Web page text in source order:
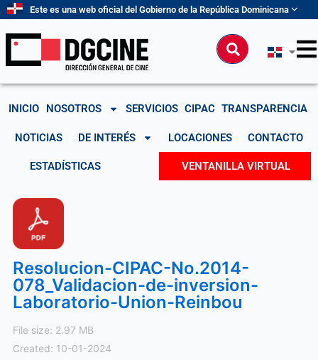
contenido
Este es una web oficial del Gobierno de la República Dominicana
Buscar
INICIO NOSOTROS SERVICIOS CIPAC TRANSPARENCIA
NOTICIAS DE INTERÉS LOCACIONES CONTACTO
ESTADÍSTICAS VENTANILLA VIRTUAL
Resolucion-CIPAC-No.2014-
078_Validacion-de-inversion-
Laboratorio-Union-Reinbou
File size: 2.97 MB
Created: 10-01-2024